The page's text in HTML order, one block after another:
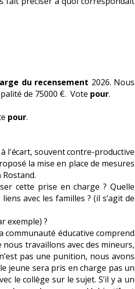
du recensement 2026. Nous
de 75000 €. Vote pour.
pour.
l'écart, souvent contre-productive
la mise en place de mesures
cette prise en charge ? Quelle
avec les familles ? (il s’agit de
exemple) ?
communauté éducative comprend
nous travaillons avec des mineurs,
pas une punition, nous avons
jeune sera pris en charge pas un
le collège sur le sujet. S’il y a un